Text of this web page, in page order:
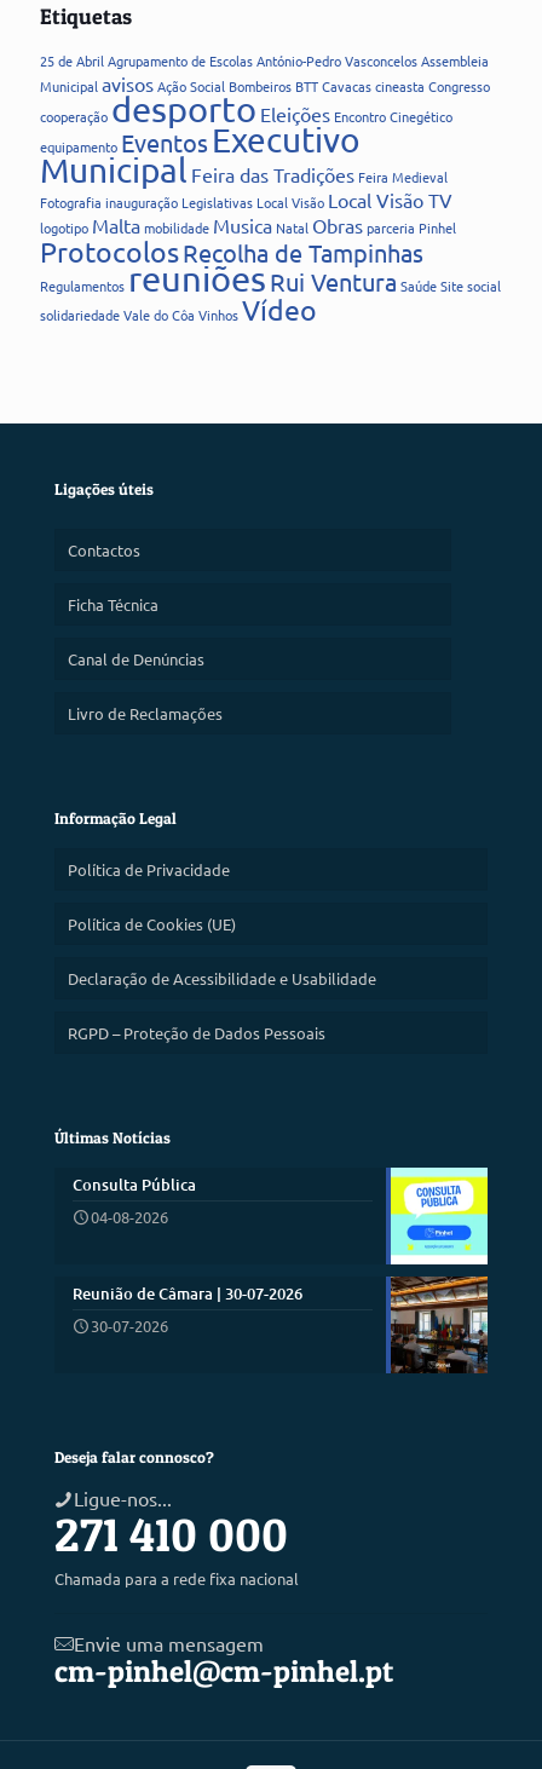
Etiquetas
25 de Abril Agrupamento de EscolasAntónio-Pedro VasconcelosAssembleia
Municipal avisosAção Social Bombeiros BTTCavacascineasta Congresso
cooperação desporto Eleições Encontro Cinegético
equipamento Eventos Executivo
Municipal Feira das Tradições Feira Medieval
Fotografia inauguração Legislativas Local Visão Local Visão TV
logotipo Maltamobilidade Musica Natal Obrasparceria Pinhel
ProtocolosRecolha de Tampinhas
Regulamentos reuniões Rui Ventura SaúdeSitesocial
solidariedadeVale do Côa VinhosVídeo
Ligações úteis
Contactos
Ficha Técnica
Canal de Denúncias
Livro de Reclamações
Informação Legal
Política de Privacidade
Política de Cookies (UE)
Declaração de Acessibilidade e Usabilidade
RGPD – Proteção de Dados Pessoais
Últimas Notícias
Consulta Pública
04-08-2026
Reunião de Câmara | 30-07-2026
30-07-2026
Deseja falar connosco?
Ligue-nos...
271 410 000
Chamada para a rede fixa nacional
Envie uma mensagem
cm-pinhel@cm-pinhel.pt